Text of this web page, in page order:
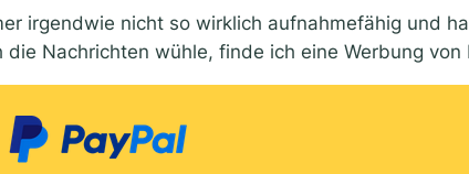
irgendwie nicht so wirklich aufnahmefähig und
Nachrichten wühle, finde ich eine Werbung von